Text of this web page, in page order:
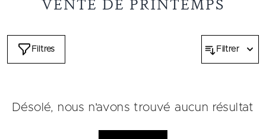
VENTE DE PRINTEMPS
Filtres Filtrer
Désolé, nous n'avons trouvé aucun résultat